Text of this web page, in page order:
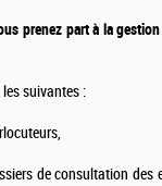
prenez part à la
suivantes :
de consultation des